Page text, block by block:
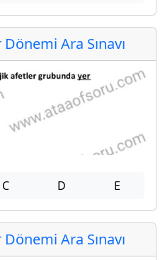
Ara Sınavı
C D E
Ara Sınavı